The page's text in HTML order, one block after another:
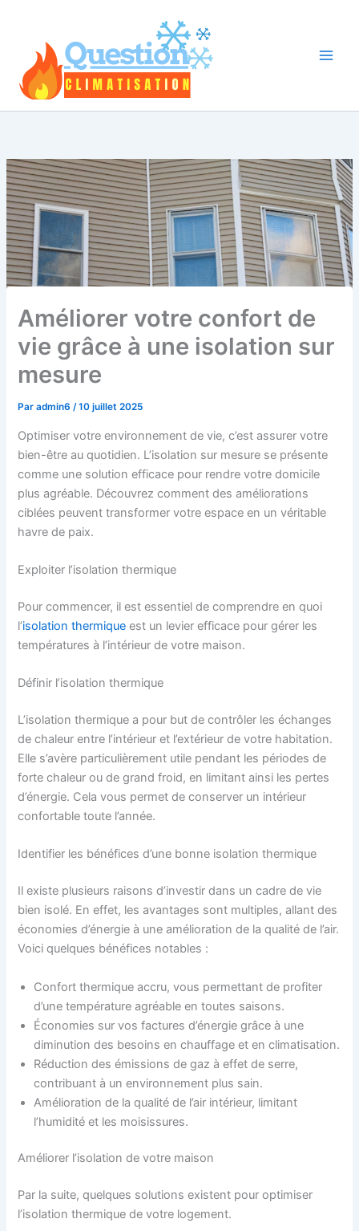
Améliorer votre confort de
vie grâce à une isolation sur
mesure
Paradmin6/10 juillet 2025
Optimiser votre environnement de vie, c’est assurer votre
bien-être au quotidien. L’isolation sur mesure se présente
comme une solution efficace pour rendre votre domicile
plus agréable. Découvrez comment des améliorations
ciblées peuvent transformer votre espace en un véritable
havre de paix.
Exploiter l’isolation thermique
Pour commencer, il est essentiel de comprendre en quoi
l’isolation thermique est un levier efficace pour gérer les
températures à l’intérieur de votre maison.
Définir l’isolation thermique
L’isolation thermique a pour but de contrôler les échanges
de chaleur entre l’intérieur et l’extérieur de votre habitation.
Elle s’avère particulièrement utile pendant les périodes de
forte chaleur ou de grand froid, en limitant ainsi les pertes
d’énergie. Cela vous permet de conserver un intérieur
confortable toute l’année.
Identifier les bénéfices d’une bonne isolation thermique
Il existe plusieurs raisons d’investir dans un cadre de vie
bien isolé. En effet, les avantages sont multiples, allant des
économies d’énergie à une amélioration de la qualité de l’air.
Voici quelques bénéfices notables :
Confort thermique accru, vous permettant de profiter
d’une température agréable en toutes saisons.
Économies sur vos factures d’énergie grâce à une
diminution des besoins en chauffage et en climatisation.
Réduction des émissions de gaz à effet de serre,
contribuant à un environnement plus sain.
Amélioration de la qualité de l’air intérieur, limitant
l’humidité et les moisissures.
Améliorer l’isolation de votre maison
Par la suite, quelques solutions existent pour optimiser
l’isolation thermique de votre logement.